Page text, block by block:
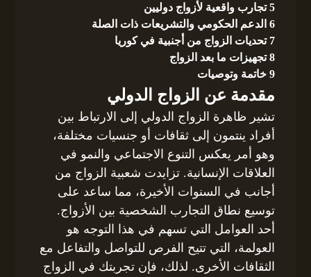
5 تجارب واقعية لأزواج دوليين
6 الدعم الحكومي والتشريعات ذات الصلة
7 تحديات الزواج من أجنبية في كوريا
8 تجهيزات ما بعد الزواج
9 خاتمة وتوصيات
مقدمة عن الزواج الدولي
تشير ظاهرة الزواج الدولي إلى الارتباط بين
أفراد ينتمون إلى ثقافات أو جنسيات مختلفة،
وهو أمر يعكس التنوع الاجتماعي والنمو في
العلاقات الإنسانية. تزايدت شعبية الزواج من
أجانب في السنوات الأخيرة، مما ساعد على
توسيع نطاق التجارب الشخصية بين الأزواج.
أحد العوامل التي تسهم في هذا التوجه هو
العولمة، التي تتيح الفرص للتواصل والتفاعل مع
الثقافات الأخرى. لذلك، فإن تجربتك في الزواج